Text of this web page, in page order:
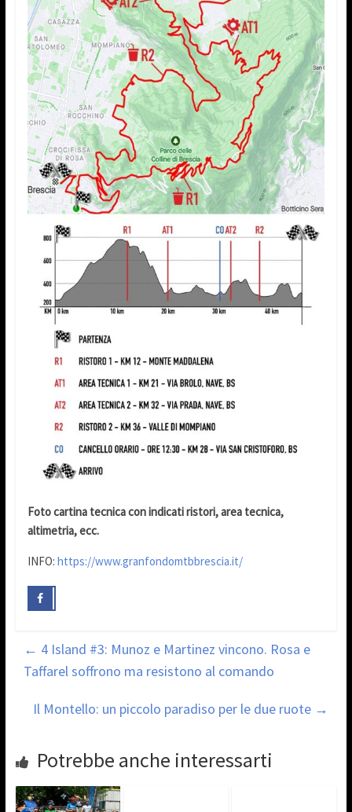
Foto cartina tecnica con indicati ristori, area tecnica,
altimetria, ecc.
INFO: https://www.granfondomtbbrescia.it/
← 4 Island #3: Munoz e Martinez vincono. Rosa e
Taffarel soffrono ma resistono al comando
Il Montello: un piccolo paradiso per le due ruote →
Potrebbe anche interessarti